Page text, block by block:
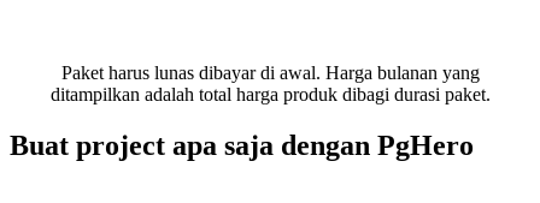
Paket harus lunas dibayar di awal. Harga bulanan yang
ditampilkan adalah total harga produk dibagi durasi paket.
Buat project apa saja dengan PgHero